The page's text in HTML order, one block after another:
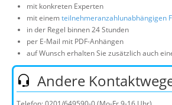
mit konkreten Experten
mit einemteilnehmeranzahlunabhängigen
in der Regel binnen 24 Stunden
per E-Mail mit PDF-Anhängen
auf Wunsch erhalten Sie zusätzlich auch
Andere